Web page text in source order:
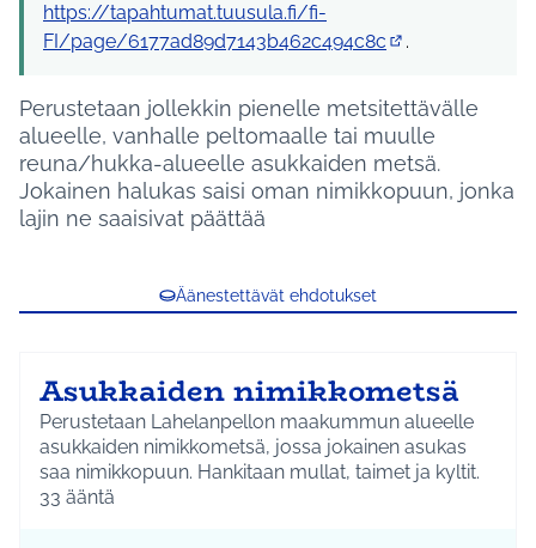
https://tapahtumat.tuusula.fi/fi-
FI/page/6177ad89d7143b462c494c8c
.
Perustetaan jollekkin pienelle metsitettävälle
alueelle, vanhalle peltomaalle tai muulle
reuna/hukka-alueelle asukkaiden metsä.
Jokainen halukas saisi oman nimikkopuun, jonka
lajin ne saaisivat päättää
Äänestettävät ehdotukset
Asukkaiden nimikkometsä
Perustetaan Lahelanpellon maakummun alueelle
asukkaiden nimikkometsä, jossa jokainen asukas
saa nimikkopuun. Hankitaan mullat, taimet ja kyltit.
33 ääntä